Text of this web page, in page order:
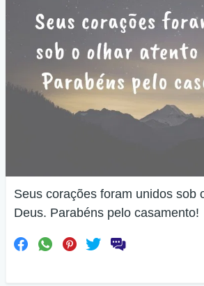
Seus corações foram unidos sob
Deus. Parabéns pelo casamento!